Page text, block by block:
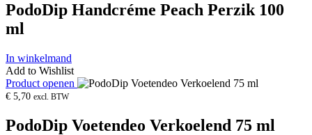
PodoDip Handcréme Peach Perzik 100
ml
In winkelmand
Add to Wishlist
Product openen
€ 5,70 excl. BTW
PodoDip Voetendeo Verkoelend 75 ml